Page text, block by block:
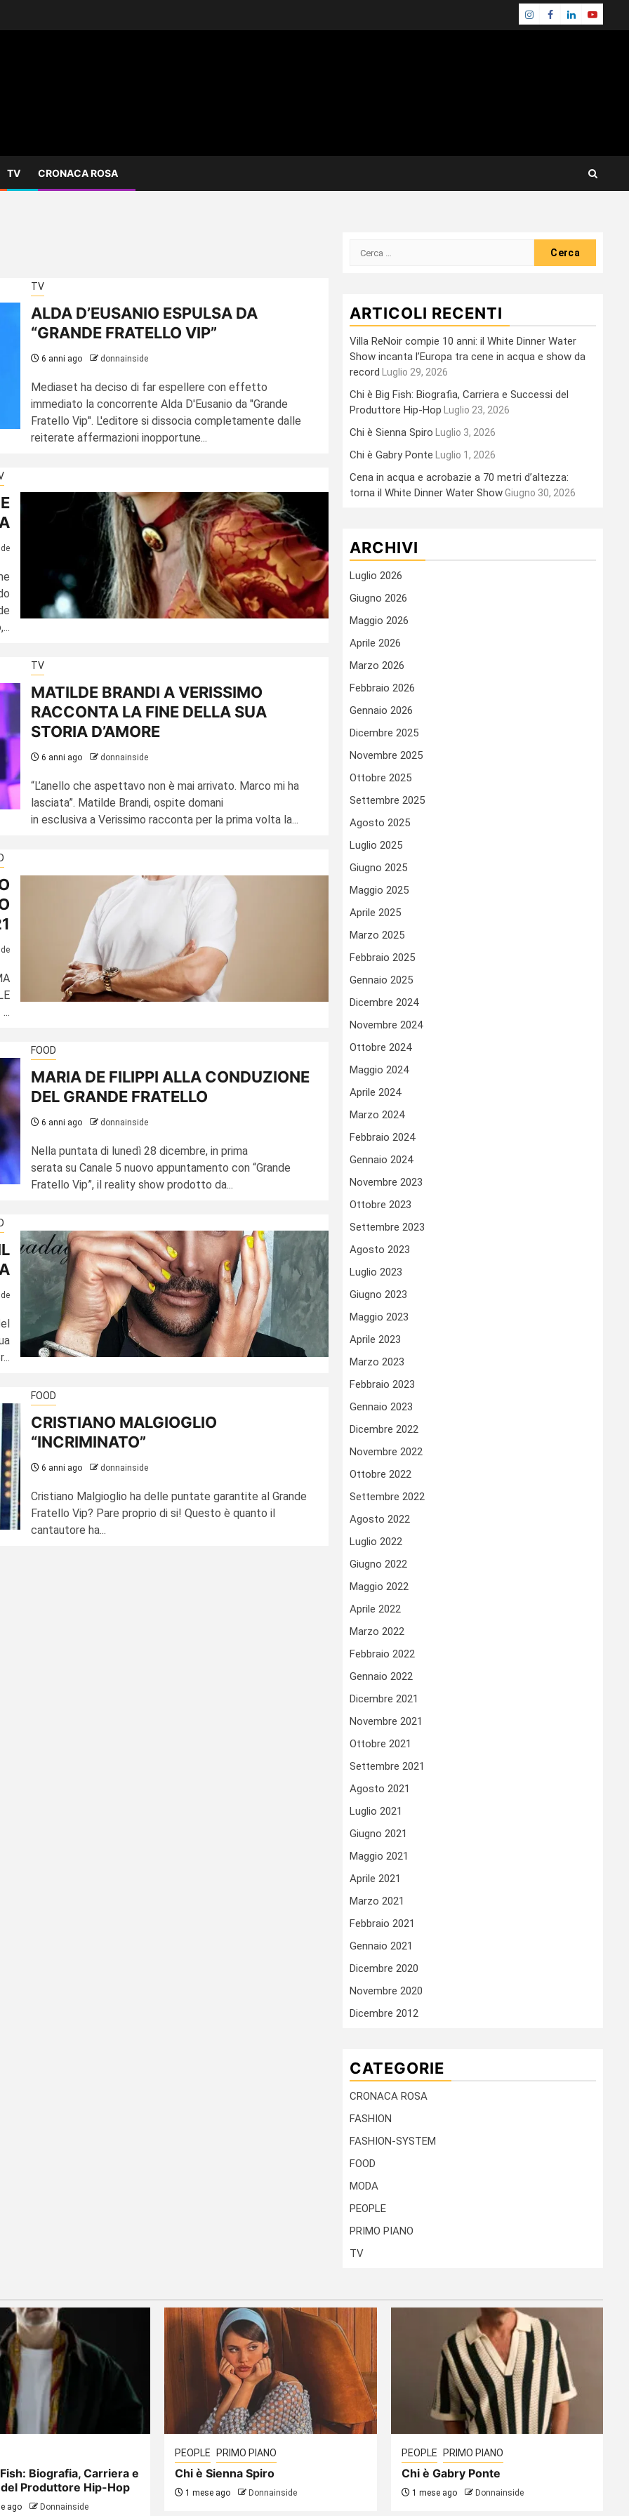
Instagram
Facebook
LinkedinYoutube
TV CRONACA ROSA
TV
ALDA D’EUSANIO ESPULSA DA
“GRANDE FRATELLO VIP”
6 anni ago donnainside
Mediaset ha deciso di far espellere con effetto
immediato la concorrente Alda D'Eusanio da "Grande
Fratello Vip". L'editore si dissocia completamente dalle
reiterate affermazioni inopportune...
TV
MATILDE BRANDI A VERISSIMO
RACCONTA LA FINE DELLA SUA
STORIA D’AMORE
6 anni ago donnainside
“L’anello che aspettavo non è mai arrivato. Marco mi ha
lasciata”. Matilde Brandi, ospite domani
in esclusiva a Verissimo racconta per la prima volta la...
FOOD
MARIA DE FILIPPI ALLA CONDUZIONE
DEL GRANDE FRATELLO
6 anni ago donnainside
Nella puntata di lunedì 28 dicembre, in prima
serata su Canale 5 nuovo appuntamento con “Grande
Fratello Vip”, il reality show prodotto da...
FOOD
CRISTIANO MALGIOGLIO
“INCRIMINATO”
6 anni ago donnainside
Cristiano Malgioglio ha delle puntate garantite al Grande
Fratello Vip? Pare proprio di si! Questo è quanto il
cantautore ha...
Ricerca
ARTICOLI RECENTI
Villa ReNoir compie 10 anni: il White Dinner Water
Show incanta l’Europa tra cene in acqua e show da
record
Luglio 29, 2026
Chi è Big Fish: Biografia, Carriera e Successi del
Produttore Hip-Hop
Luglio 23, 2026
Chi è Sienna Spiro Luglio 3, 2026
Chi è Gabry Ponte Luglio 1, 2026
Cena in acqua e acrobazie a 70 metri d’altezza:
torna il White Dinner Water ShowGiugno 30, 2026
ARCHIVI
Luglio 2026
Giugno 2026
Maggio 2026
Aprile 2026
Marzo 2026
Febbraio 2026
Gennaio 2026
Dicembre 2025
Novembre 2025
Ottobre 2025
Settembre 2025
Agosto 2025
Luglio 2025
Giugno 2025
Maggio 2025
Aprile 2025
Marzo 2025
Febbraio 2025
Gennaio 2025
Dicembre 2024
Novembre 2024
Ottobre 2024
Maggio 2024
Aprile 2024
Marzo 2024
Febbraio 2024
Gennaio 2024
Novembre 2023
Ottobre 2023
Settembre 2023
Agosto 2023
Luglio 2023
Giugno 2023
Maggio 2023
Aprile 2023
Marzo 2023
Febbraio 2023
Gennaio 2023
Dicembre 2022
Novembre 2022
Ottobre 2022
Settembre 2022
Agosto 2022
Luglio 2022
Giugno 2022
Maggio 2022
Aprile 2022
Marzo 2022
Febbraio 2022
Gennaio 2022
Dicembre 2021
Novembre 2021
Ottobre 2021
Settembre 2021
Agosto 2021
Luglio 2021
Giugno 2021
Maggio 2021
Aprile 2021
Marzo 2021
Febbraio 2021
Gennaio 2021
Dicembre 2020
Novembre 2020
Dicembre 2012
CATEGORIE
CRONACA ROSA
FASHION
FASHION-SYSTEM
FOOD
MODA
PEOPLE
PRIMO PIANO
TV
Biografia, Carriera e
Produttore Hip-Hop
ago Donnainside
PEOPLE PRIMO PIANO
Chi è Sienna Spiro
1 mese ago Donnainside
PEOPLE PRIMO PIANO
Chi è Gabry Ponte
1 mese ago Donnainside